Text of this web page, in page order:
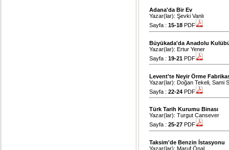
Adana'da Bir Ev
Yazar(lar): Şevki Vanlı
Sayfa : 15-18 PDF
Büyükada'da Anadolu
Yazar(lar): Ertur Yener
Sayfa : 19-21 PDF
Levent'te Neyir Örme
Yazar(lar): Doğan Tekeli, Sami
Sayfa : 22-24 PDF
Türk Tarih Kurumu Binası
Yazar(lar): Turgut Cansever
Sayfa : 25-27 PDF
Taksim'de Benzin İstasyonu
Yazar(lar): Maruf Önal